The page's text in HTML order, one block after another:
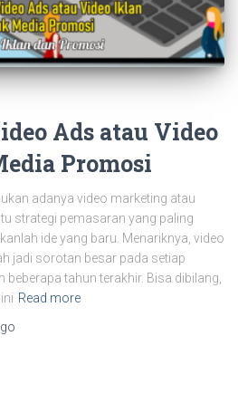
Ads atau Video
Promosi
adanya video marketing atau
strategi pemasaran yang paling
ide yang baru. Menariknya, video
jadi sorotan besar pada setiap
tahun terakhir. Bisa dibilang,
Read more